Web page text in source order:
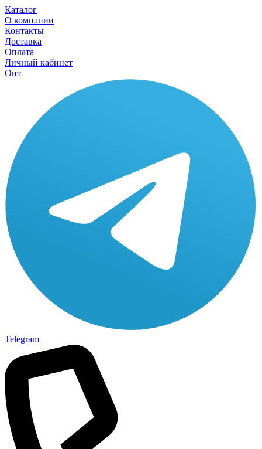
Каталог
О компании
Контакты
Доставка
Оплата
Личный кабинет
Опт
Telegram